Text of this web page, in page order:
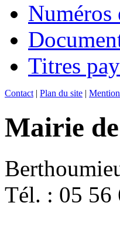
Numéros
Titres
Contact | Plan du site |
Mairie
Tél. : 05 56